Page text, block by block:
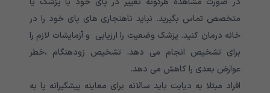
متخصص تماس بگیرید. نباید ناهنجاری های پای خود را در
خانه درمان کنید. پزشک وضعیت را ارزیابی و آزمایشات لازم را
برای تشخیص انجام می دهد. تشخیص زودهنگام ،خطر
عوارض بعدی را کاهش می دهد.
افراد مبتلا به دیابت باید سالانه برای معاینه پیشگیرانه پا به